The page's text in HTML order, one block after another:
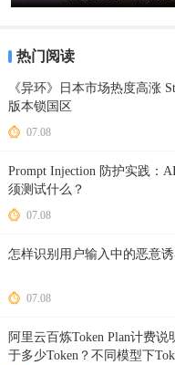
热门阅读
《异环》日本市场热度高涨
版本锁国区
07.08
Prompt Injection 防护实践：
须测试什么？
07.08
怎样识别用户输入中的恶意
07.08
阿里云百炼Token Plan计费说
于多少Token？不同模型下